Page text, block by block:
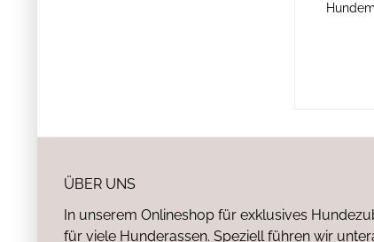
ÜBER UNS
In unserem Onlineshop für exklusives
für viele Hunderassen. Speziell führen wir